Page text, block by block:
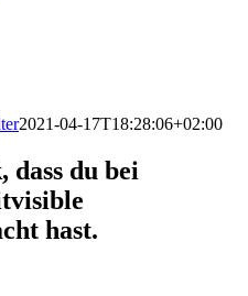
2021-04-17T18:28:06+02:00
dass du bei
hast.